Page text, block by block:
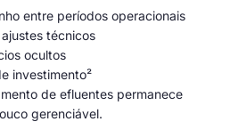
entre períodos operacionais
técnicos
ocultos
investimento²
de efluentes permanece
gerenciável.